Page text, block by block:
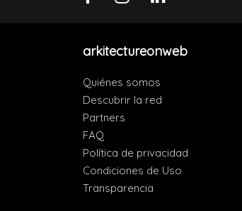
arkitectureonweb
Quiénes somos
Descubrir la red
Partners
FAQ
Política de privacidad
Condiciones de Uso
Transparencia